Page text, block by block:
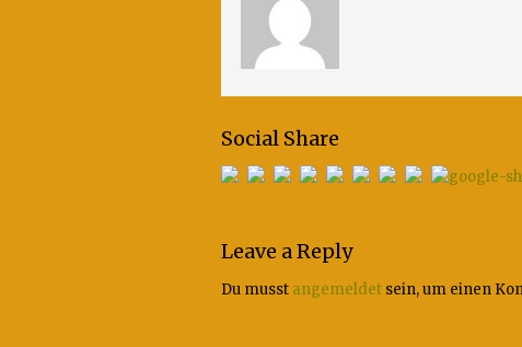
Social Share
Leave a Reply
Du musst angemeldet sein, um einen